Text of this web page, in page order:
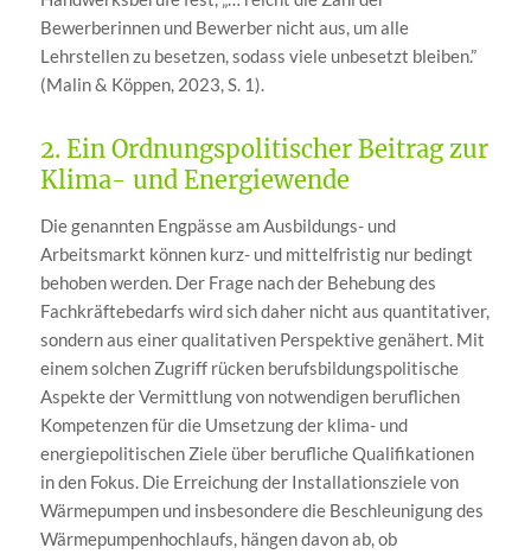
Bewerberinnen und Bewerber nicht aus, um alle
Lehrstellen zu besetzen, sodass viele unbesetzt bleiben.”
(Malin & Köppen, 2023, S. 1).
2. Ein Ordnungspolitischer Beitrag zur
Klima- und Energiewende
Die genannten Engpässe am Ausbildungs- und
Arbeitsmarkt können kurz- und mittelfristig nur bedingt
behoben werden. Der Frage nach der Behebung des
Fachkräftebedarfs wird sich daher nicht aus quantitativer,
sondern aus einer qualitativen Perspektive genähert. Mit
einem solchen Zugriff rücken berufsbildungspolitische
Aspekte der Vermittlung von notwendigen beruflichen
Kompetenzen für die Umsetzung der klima- und
energiepolitischen Ziele über berufliche Qualifikationen
in den Fokus. Die Erreichung der Installationsziele von
Wärmepumpen und insbesondere die Beschleunigung des
Wärmepumpenhochlaufs, hängen davon ab, ob